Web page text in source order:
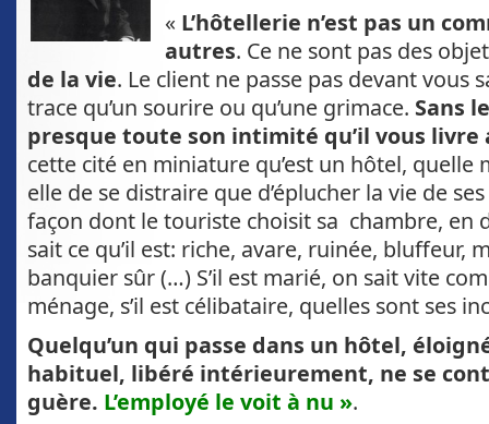
« L’hôtellerie n’est pas un
autres. Ce ne sont pas des
de la vie. Le client ne passe pas devant vous
trace qu’un sourire ou qu’une grimace. Sans
presque toute son intimité qu’il vous livre
cette cité en miniature qu’est un hôtel, quelle
elle de se distraire que d’éplucher la vie de
façon dont le touriste choisit sa chambre, en
sait ce qu’il est: riche, avare, ruinée, bluffeur,
banquier sûr (…) S’il est marié, on sait vite
ménage, s’il est célibataire, quelles sont ses
Quelqu’un qui passe dans un hôtel,
habituel, libéré intérieurement, ne se
guère. L’employé le voit à nu ».